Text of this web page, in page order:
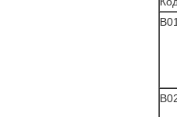
B01